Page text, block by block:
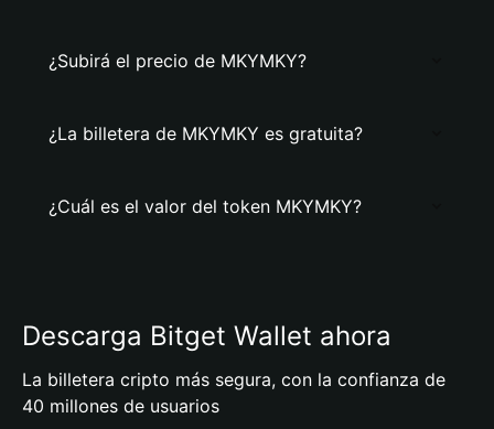
¿Subirá el precio de MKYMKY?
¿La billetera de MKYMKY es gratuita?
¿Cuál es el valor del token MKYMKY?
Descarga Bitget Wallet ahora
La billetera cripto más segura, con la confianza de
40 millones de usuarios